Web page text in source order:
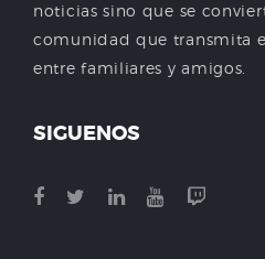
noticias sino que se
comunidad que transmita
entre familiares y amigos.
SIGUENOS